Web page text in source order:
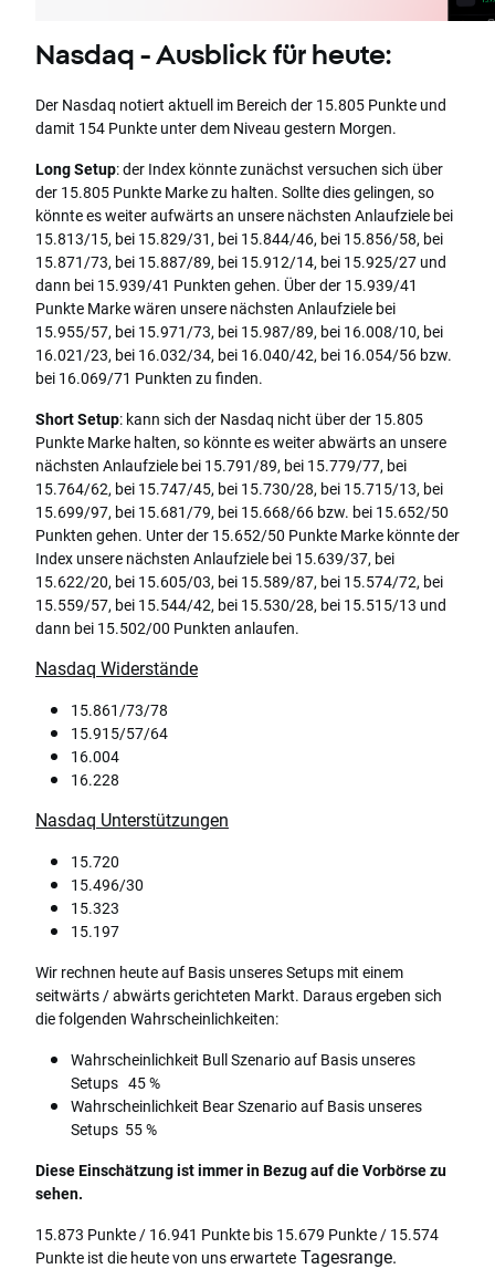
Nasdaq - Ausblick für heute:
Der Nasdaq notiert aktuell im Bereich der 15.805 Punkte und
damit 154 Punkte unter dem Niveau gestern Morgen.
Long Setup: der Index könnte zunächst versuchen sich über
der 15.805 Punkte Marke zu halten. Sollte dies gelingen, so
könnte es weiter aufwärts an unsere nächsten Anlaufziele bei
15.813/15, bei 15.829/31, bei 15.844/46, bei 15.856/58, bei
15.871/73, bei 15.887/89, bei 15.912/14, bei 15.925/27 und
dann bei 15.939/41 Punkten gehen. Über der 15.939/41
Punkte Marke wären unsere nächsten Anlaufziele bei
15.955/57, bei 15.971/73, bei 15.987/89, bei 16.008/10, bei
16.021/23, bei 16.032/34, bei 16.040/42, bei 16.054/56 bzw.
bei 16.069/71 Punkten zu finden.
Short Setup: kann sich der Nasdaq nicht über der 15.805
Punkte Marke halten, so könnte es weiter abwärts an unsere
nächsten Anlaufziele bei 15.791/89, bei 15.779/77, bei
15.764/62, bei 15.747/45, bei 15.730/28, bei 15.715/13, bei
15.699/97, bei 15.681/79, bei 15.668/66 bzw. bei 15.652/50
Punkten gehen. Unter der 15.652/50 Punkte Marke könnte der
Index unsere nächsten Anlaufziele bei 15.639/37, bei
15.622/20, bei 15.605/03, bei 15.589/87, bei 15.574/72, bei
15.559/57, bei 15.544/42, bei 15.530/28, bei 15.515/13 und
dann bei 15.502/00 Punkten anlaufen.
Nasdaq Widerstände
15.861/73/78
15.915/57/64
16.004
16.228
Nasdaq Unterstützungen
15.720
15.496/30
15.323
15.197
Wir rechnen heute auf Basis unseres Setups mit einem
seitwärts / abwärts gerichteten Markt. Daraus ergeben sich
die folgenden Wahrscheinlichkeiten:
Wahrscheinlichkeit Bull Szenario auf Basis unseres
Setups 45 %
Wahrscheinlichkeit Bear Szenario auf Basis unseres
Setups 55 %
Diese Einschätzung ist immer in Bezug auf die Vorbörse zu
sehen.
15.873 Punkte / 16.941 Punkte bis 15.679 Punkte / 15.574
Punkte ist die heute von uns erwartete Tagesrange.